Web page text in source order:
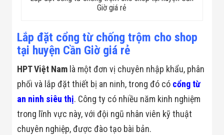
Minh
Cổng Từ Siêu
Máy Đếm
Người
Máy Dò Tìm
Thuốc Nổ
Phòng Chống
Khủng Bố
Giờ giá rẻ
Lắp đặt cổng từ chống trộm cho shop
tại huyện Cần Giờ giá rẻ
​HPT Việt Nam là một đơn vị chuyên nhập khẩu, phân
phối và lắp đặt thiết bị an ninh, trong đó có cổng từ
an ninh siêu thị. Công ty có nhiều năm kinh nghiệm
trong lĩnh vực này, với đội ngũ nhân viên kỹ thuật
chuyên nghiệp, được đào tạo bài bản.